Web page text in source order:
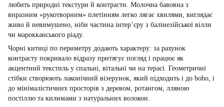
любить природні текстури й контрасти. Молочна бавовна з
виразним «рукотворним» плетінням легко лягає хвилями, виглядає
живо й невимушено, ніби частина інтер’єру з балінезійської вілли
чи марокканського ріаду.
Чорні китиці по периметру додають характеру: за рахунок
контрасту покривало відразу притягує погляд і працює як
акцентний текстиль у спальні, вітальні чи на терасі. Геометричні
стібки створюють лаконічний візерунок, який підходить і до boho, і
до мінімалістичних просторів з деревом, ротангом, лляною
постіллю та килимами з натуральних волокон.